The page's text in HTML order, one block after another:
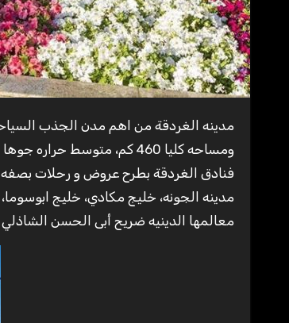
مدينه الغردقة من اهم مدن الجذب السياحي داخل مصر ومحافظه البحر الاحمر لعام 2020 ، تمتد علي الساحل بمساحه 40 كم
فنادق الغردقة بطرح عروض و رحلات بصفه
مدينه الجونه، خليج مكادي، خليج
معالمها الدينيه ضريح أبى الحسن